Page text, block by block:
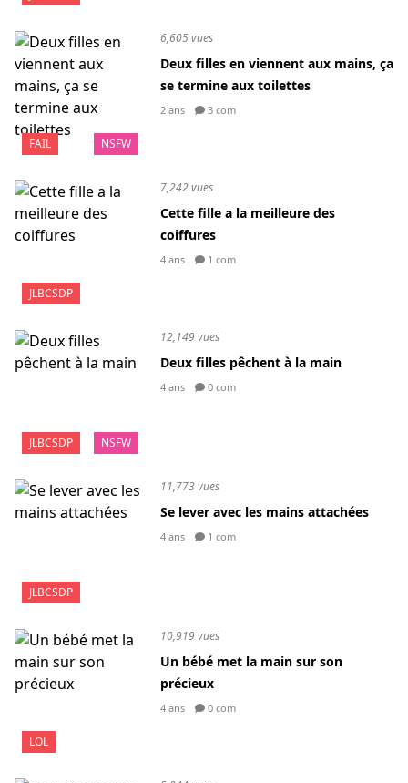
FAIL NSFW
6,605 vues
Deux filles en viennent aux mains, ça
se termine aux toilettes
2 ans 3 com
JLBCSDP
7,242 vues
Cette fille a la meilleure des
coiffures
4 ans 1 com
JLBCSDP NSFW
12,149 vues
Deux filles pêchent à la main
4 ans 0 com
JLBCSDP
11,773 vues
Se lever avec les mains attachées
4 ans 1 com
LOL
10,919 vues
Un bébé met la main sur son
précieux
4 ans 0 com